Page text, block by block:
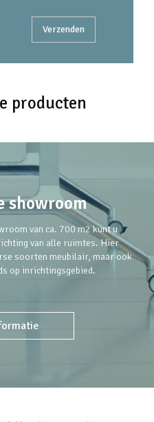
producten
showroom
van ca. 700 m2 kunt u
van alle ruimtes. Hier
soorten meubilair, maar ook
op inrichtingsgebied.